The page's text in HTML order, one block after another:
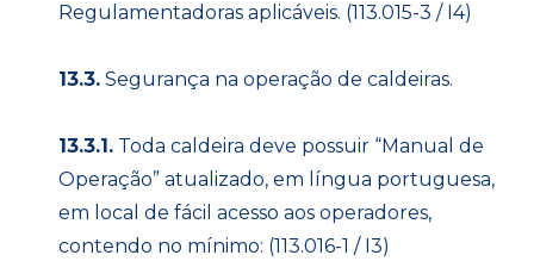
Regulamentadoras aplicáveis. (113.015-3 / I4)
13.3.Segurança na operação de caldeiras.
13.3.1.Toda caldeira deve possuir “Manual de
Operação” atualizado, em língua portuguesa,
em local de fácil acesso aos operadores,
contendo no mínimo: (113.016-1 / I3)